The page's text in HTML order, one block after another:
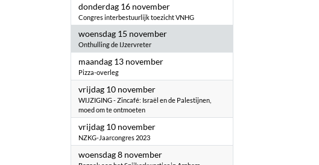
donderdag 16 november2023
Congres interbestuurlijk toezicht VNHG
woensdag 15 november2023
Onthulling de IJzervreter
maandag 13 november2023
Pizza-overleg
vrijdag 10 november2023
WIJZIGING - Zincafé: Israël en de Palestijnen,
moed om te ontmoeten
vrijdag 10 november2023
NZKG-Jaarcongres 2023
woensdag 8 november2023